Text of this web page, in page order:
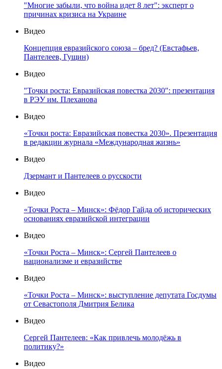
"Многие забыли, что война идет 8 лет": эксперт о
причинах кризиса на Украине
Видео
Концепция евразийского союза – бред? (Евстафьев,
Пантелеев, Гущин)
Видео
"Точки роста: Евразийская повестка 2030": презентация
в РЭУ им. Плеханова
Видео
«Точки роста: Евразийская повестка 2030». Презентация
в редакции журнала «Международная жизнь»
Видео
Дзермант и Пантелеев о русскости
Видео
«Точки Роста – Минск»: Фёдор Гайда об исторических
основаниях евразийской интеграции
Видео
«Точки Роста – Минск»: Сергей Пантелеев о
национализме и евразийстве
Видео
«Точки Роста – Минск»: выступление депутата Госдумы
от Севастополя Дмитрия Белика
Видео
Сергей Пантелеев: «Как привлечь молодёжь в
политику?»
Видео